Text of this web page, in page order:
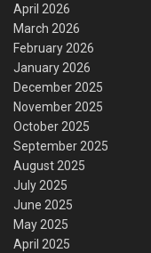
April 2026
March 2026
February 2026
January 2026
December 2025
November 2025
October 2025
September 2025
August 2025
July 2025
June 2025
May 2025
April 2025